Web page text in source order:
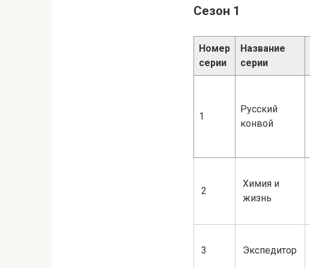
Сезон 1
Номер
серии
Название
серии
1
Русский
конвой
2
Химия и
жизнь
3 Экспедитор